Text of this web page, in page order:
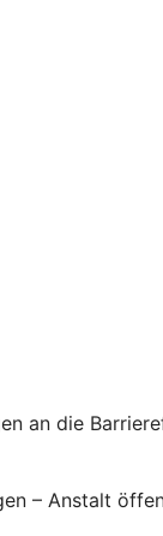
an die
– Anstalt